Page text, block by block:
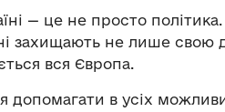
— це не просто
захищають не лише
вся Європа.
в усіх